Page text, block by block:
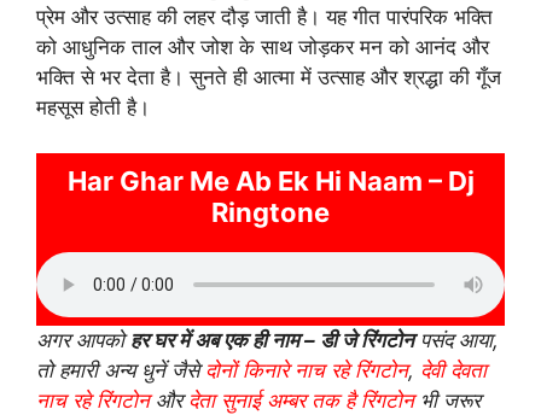
प्रेम और उत्साह की लहर दौड़ जाती है। यह गीत पारंपरिक भक्ति
को आधुनिक ताल और जोश के साथ जोड़कर मन को आनंद और
भक्ति से भर देता है। सुनते ही आत्मा में उत्साह और श्रद्धा की गूँज
महसूस होती है।
Har Ghar Me Ab Ek Hi Naam – Dj
Ringtone
अगर आपकोहर घर में अब एक ही नाम – डी जे रिंगटोनपसंद आया,
तो हमारी अन्य धुनें जैसेदोनों किनारे नाच रहे रिंगटोन, देवी देवता
नाच रहे रिंगटोनऔरदेता सुनाई अम्बर तक है रिंगटोनभी जरूर